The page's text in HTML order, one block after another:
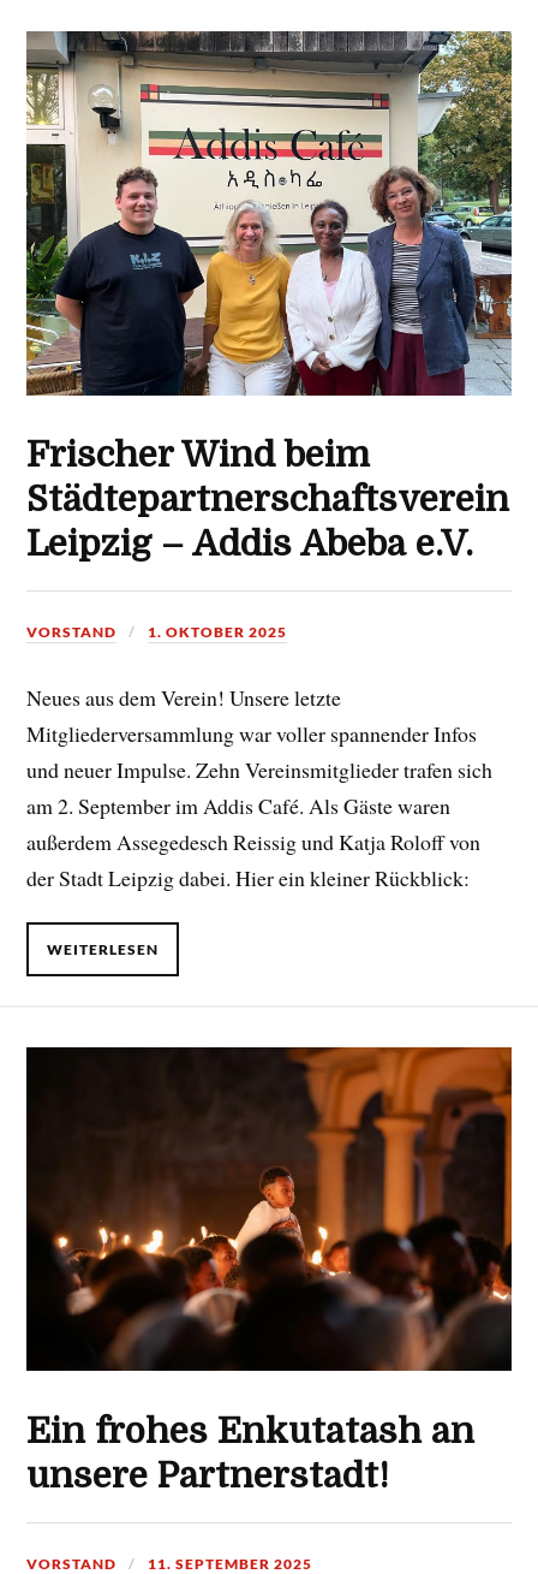
Frischer Wind beim
Städtepartnerschaftsverein
Leipzig – Addis Abeba e.V.
VORSTAND 1. OKTOBER 2025
Neues aus dem Verein! Unsere letzte
Mitgliederversammlung war voller spannender Infos
und neuer Impulse. Zehn Vereinsmitglieder trafen sich
am 2. September im Addis Café. Als Gäste waren
außerdem Assegedesch Reissig und Katja Roloff von
der Stadt Leipzig dabei. Hier ein kleiner Rückblick:
WEITERLESEN
Ein frohes Enkutatash an
unsere Partnerstadt!
VORSTAND 11. SEPTEMBER 2025